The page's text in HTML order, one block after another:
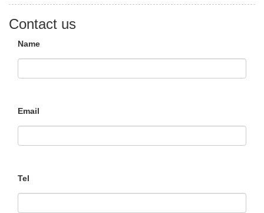
Contact us
Name
Email
Tel